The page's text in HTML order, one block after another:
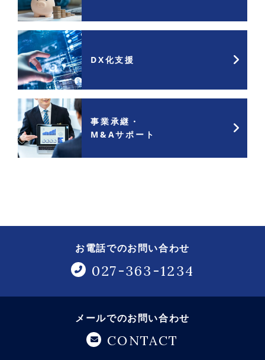
DX化支援
事業承継・
M&Aサポート
お電話でのお問い合わせ
027-363-1234
メールでのお問い合わせ
CONTACT